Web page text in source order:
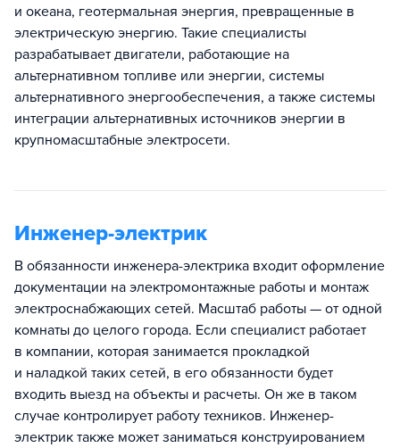
и океана, геотермальная энергия, превращенные в
электрическую энергию. Такие специалисты
разрабатывает двигатели, работающие на
альтернативном топливе или энергии, системы
альтернативного энергообеспечения, а также системы
интеграции альтернативных источников энергии в
крупномасштабные электросети.
Инженер-электрик
В обязанности инженера-электрика входит оформление
документации на электромонтажные работы и монтаж
электроснабжающих сетей. Масштаб работы — от одной
комнаты до целого города. Если специалист работает
в компании, которая занимается прокладкой
и наладкой таких сетей, в его обязанности будет
входить выезд на объекты и расчеты. Он же в таком
случае контролирует работу техников. Инженер-
электрик также может заниматься конструированием